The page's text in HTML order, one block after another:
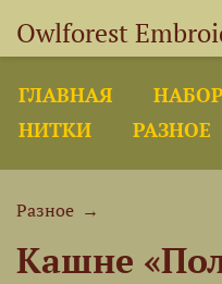
Owlforest
ГЛАВНАЯ
НИТКИ
РАЗНОЕ
Разное →
Кашне